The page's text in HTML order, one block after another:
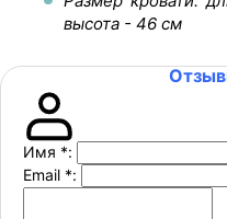
высота - 46 см
Имя *:
Email *: